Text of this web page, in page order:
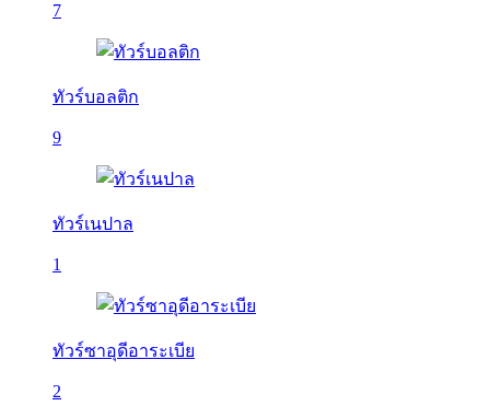
7
ทัวร์บอลติก
9
ทัวร์เนปาล
1
ทัวร์ซาอุดีอาระเบีย
2